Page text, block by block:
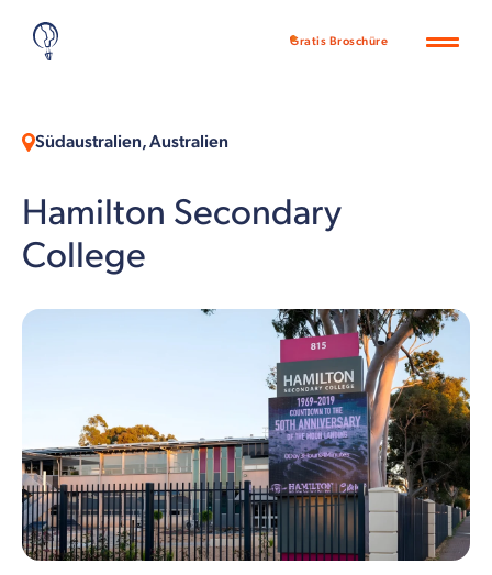
Gratis Broschüre
Südaustralien, Australien
Hamilton Secondary
College